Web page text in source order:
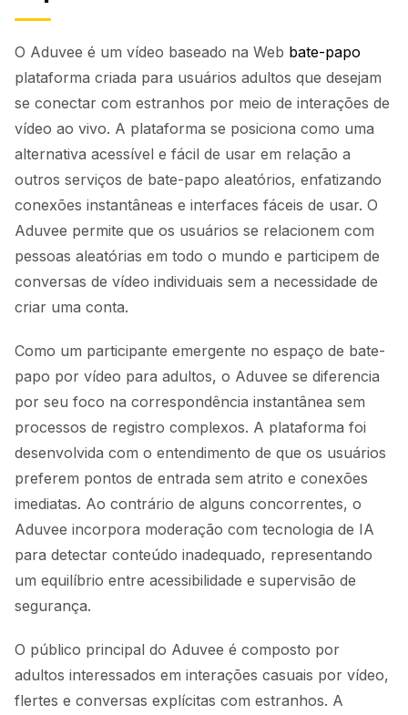
O Aduvee é um vídeo baseado na Web bate-papo
plataforma criada para usuários adultos que desejam
se conectar com estranhos por meio de interações de
vídeo ao vivo. A plataforma se posiciona como uma
alternativa acessível e fácil de usar em relação a
outros serviços de bate-papo aleatórios, enfatizando
conexões instantâneas e interfaces fáceis de usar. O
Aduvee permite que os usuários se relacionem com
pessoas aleatórias em todo o mundo e participem de
conversas de vídeo individuais sem a necessidade de
criar uma conta.
Como um participante emergente no espaço de bate-
papo por vídeo para adultos, o Aduvee se diferencia
por seu foco na correspondência instantânea sem
processos de registro complexos. A plataforma foi
desenvolvida com o entendimento de que os usuários
preferem pontos de entrada sem atrito e conexões
imediatas. Ao contrário de alguns concorrentes, o
Aduvee incorpora moderação com tecnologia de IA
para detectar conteúdo inadequado, representando
um equilíbrio entre acessibilidade e supervisão de
segurança.
O público principal do Aduvee é composto por
adultos interessados em interações casuais por vídeo,
flertes e conversas explícitas com estranhos. A